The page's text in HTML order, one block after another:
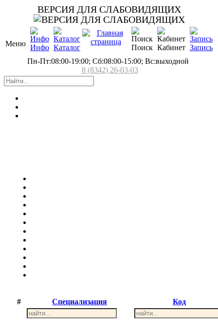
ВЕРСИЯ ДЛЯ СЛАБОВИДЯЩИХ
Меню Инфо Каталог Поиск Кабинет Запись
Пн-Пт:08:00-19:00; Сб:08:00-15:00; Вс:выходной
8 (8342) 26-03-03
# Специализация Код